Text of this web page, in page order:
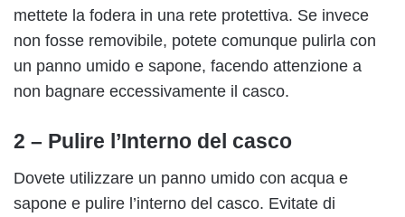
mettete la fodera in una rete protettiva. Se invece
non fosse removibile, potete comunque pulirla con
un panno umido e sapone, facendo attenzione a
non bagnare eccessivamente il casco.
2 – Pulire l’Interno del casco
Dovete utilizzare un panno umido con acqua e
sapone e pulire l’interno del casco. Evitate di